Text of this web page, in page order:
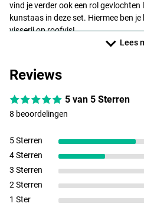
vind je verder ook een rol gevlochten
kunstaas in deze set. Hiermee ben
visserij op roofvis!
- Opvallende roze kleur
- Lengte/werpgewicht: 2,40m/10-30g
- 2-delige glasvezel blank
- Betrouwbare molenhouder
- Comfortabel
- Perfecte combi van kwaliteit en
- Biedt veel waar voor je geld!
Lees
Reviews
5 van 5 Sterren
8 beoordelingen
5 Sterren
4 Sterren
3 Sterren
2 Sterren
1 Ster